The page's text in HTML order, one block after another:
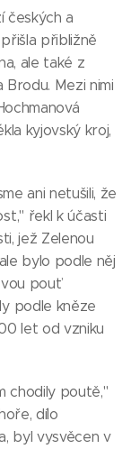
českých a
přibližně
ale také z
Brodu. Mezi nimi
kyjovský kroj,
ani netušili, že
řekl k účasti
jež Zelenou
bylo podle něj
pouť
podle kněze
let od vzniku
chodily poutě,"
dílo
byl vysvěcen v